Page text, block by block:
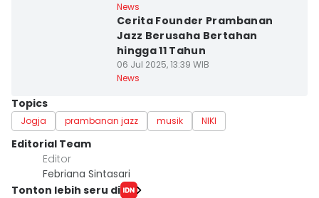
News
Cerita Founder Prambanan
Jazz Berusaha Bertahan
hingga 11 Tahun
06 Jul 2025, 13:39 WIB
News
Topics
Jogja prambanan jazz musik NIKI
Editorial Team
Editor
Febriana Sintasari
Tonton lebih seru di